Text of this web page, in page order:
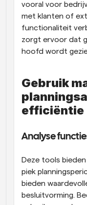
vooral voor
met klanten of
functionaliteit
zorgt ervoor dat
hoofd wordt
Gebruik
efficiëntie
Analyse
Deze tools
piek
bieden
besluitvorming.